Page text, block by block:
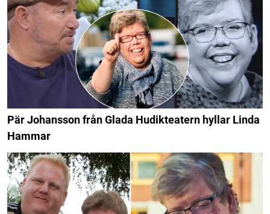
Pär Johansson från Glada Hudikteatern hyllar Linda
Hammar